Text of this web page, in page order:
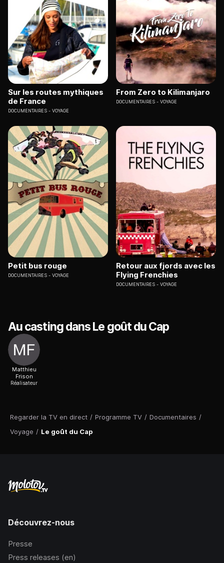
Regarder la TV en direct / Programme TV / Documentaires /
Voyage / Le goût du Cap
Sur les routes mythiques
de France
DOCUMENTAIRES VOYAGE
From Zero to Kilimanjaro
DOCUMENTAIRES VOYAGE
Petit bus rouge
DOCUMENTAIRES VOYAGE
Retour aux fjords avec les
Flying Frenchies
DOCUMENTAIRES VOYAGE
Au casting dans Le goût du Cap
Matthieu
Frison
Réalisateur
Découvrez-nous
Presse
Press releases (en)